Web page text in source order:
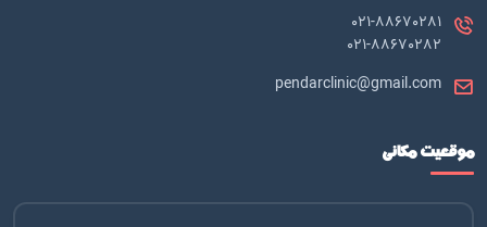
021-88670281
021-88670282
pendarclinic@gmail.com
موقعیت مکانی